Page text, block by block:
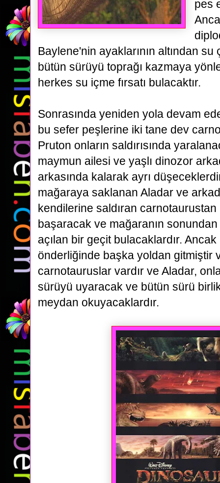
pes
Baylene'nin ayaklarının altından su
bütün sürüyü toprağı kazmaya
herkes su içme fırsatı bulacaktır.
Sonrasında yeniden yola devam
bu sefer peşlerine iki tane dev
Pruton onların saldırısında
maymun ailesi ve yaşlı dinozor
arkasında kalarak ayrı
mağaraya saklanan Aladar ve
kendilerine saldıran carnotaurustan
başaracak ve mağaranın
açılan bir geçit bulacaklardır.
önderliğinde başka yoldan gitmiştir
carnotauruslar vardır ve Aladar,
sürüyü uyaracak ve bütün sürü
meydan okuyacaklardır.